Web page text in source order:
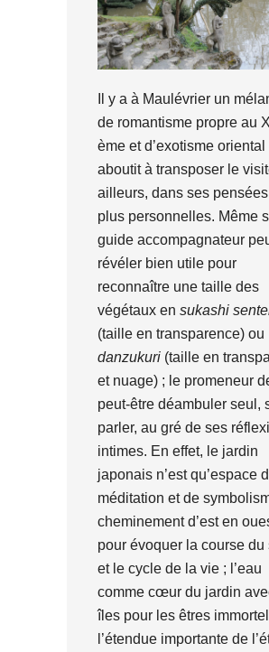
Il y a à Maulévrier un
de romantisme propre au
ème et d’exotisme oriental
aboutit à transposer le
ailleurs, dans ses
plus personnelles. Même
guide accompagnateur
révéler bien utile pour
reconnaître une taille des
végétaux en sukashi
(taille en transparence) ou
danzukuri (taille en
et nuage) ; le promeneur
peut-être déambuler seul,
parler, au gré de ses
intimes. En effet, le jardin
japonais n’est qu’espace
méditation et de
cheminement d’est en
pour évoquer la course du
et le cycle de la vie ; l’eau
comme cœur du jardin
îles pour les êtres
l’étendue importante de